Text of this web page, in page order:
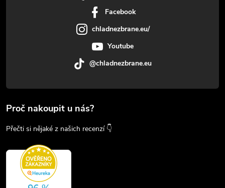
Facebook
chladnezbrane.eu/
Youtube
@chladnezbrane.eu
Proč nakoupit u nás?
Přečti si nějaké z našich recenzí 👇